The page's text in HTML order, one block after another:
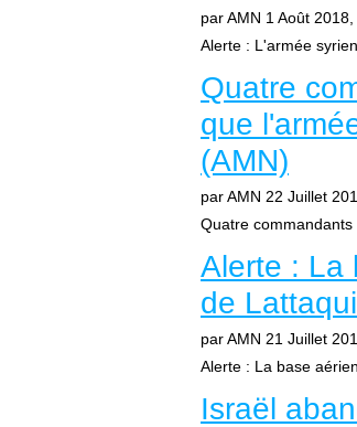
par AMN 1 Août
Alerte : L'armée
Quatre
que
(AMN)
par AMN 22 Juillet
Quatre commandants
Alerte : La
de
par AMN 21 Juillet
Alerte : La base
Israël